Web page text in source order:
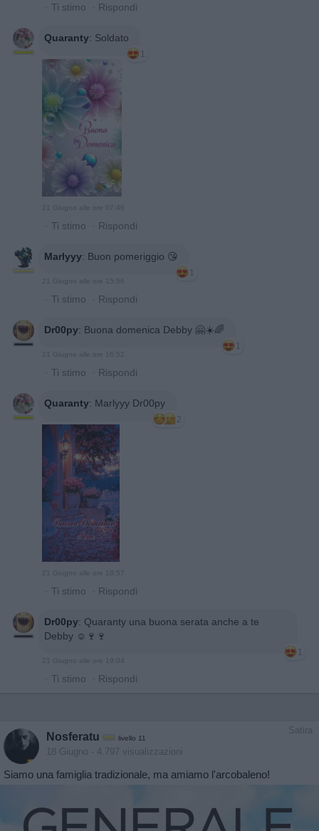
· Ti stimo · Rispondi
Quaranty: Soldato
1
21 Giugno alle ore 07:46
· Ti stimo · Rispondi
Marlyyy: Buon pomeriggio 😘
1
21 Giugno alle ore 15:56
· Ti stimo · Rispondi
Dr00py: Buona domenica Debby 🤗☀️🌈
1
21 Giugno alle ore 16:52
· Ti stimo · Rispondi
Quaranty: Marlyyy Dr00py
2
21 Giugno alle ore 18:57
· Ti stimo · Rispondi
Dr00py: Quaranty una buona serata anche a te
Debby ☺️🍷🍷
1
21 Giugno alle ore 19:04
· Ti stimo · Rispondi
Satira
Nosferatu livello 11
18 Giugno - 4.797 visualizzazioni
Siamo una famiglia tradizionale, ma amiamo l'arcobaleno!